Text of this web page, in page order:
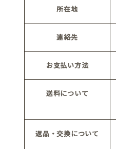
所在地
連絡先
お支払い方法
送料について
返品・交換について